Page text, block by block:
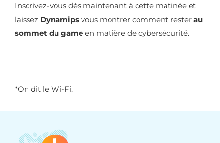
Inscrivez-vous dès maintenant à cette matinée et
laissez Dynamips vous montrer comment rester au
sommet du game en matière de cybersécurité.
*On dit le Wi-Fi.